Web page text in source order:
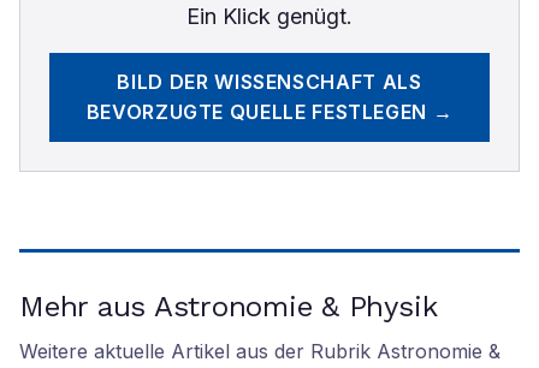
Ein Klick genügt.
BILD DER WISSENSCHAFT ALS
BEVORZUGTE QUELLE FESTLEGEN →
Mehr aus Astronomie & Physik
Weitere aktuelle Artikel aus der Rubrik Astronomie &